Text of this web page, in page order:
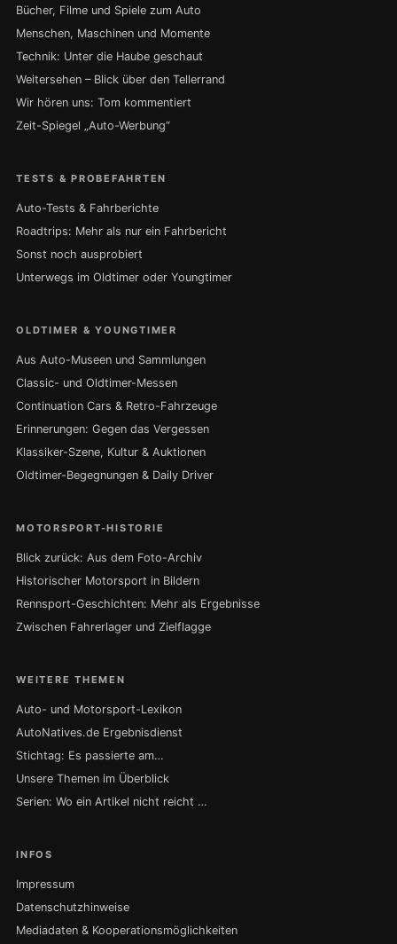
Bücher, Filme und Spiele zum Auto
Menschen, Maschinen und Momente
Technik: Unter die Haube geschaut
Weitersehen – Blick über den Tellerrand
Wir hören uns: Tom kommentiert
Zeit-Spiegel „Auto-Werbung“
TESTS & PROBEFAHRTEN
Auto-Tests & Fahrberichte
Roadtrips: Mehr als nur ein Fahrbericht
Sonst noch ausprobiert
Unterwegs im Oldtimer oder Youngtimer
OLDTIMER & YOUNGTIMER
Aus Auto-Museen und Sammlungen
Classic- und Oldtimer-Messen
Continuation Cars & Retro-Fahrzeuge
Erinnerungen: Gegen das Vergessen
Klassiker-Szene, Kultur & Auktionen
Oldtimer-Begegnungen & Daily Driver
MOTORSPORT-HISTORIE
Blick zurück: Aus dem Foto-Archiv
Historischer Motorsport in Bildern
Rennsport-Geschichten: Mehr als Ergebnisse
Zwischen Fahrerlager und Zielflagge
WEITERE THEMEN
Auto- und Motorsport-Lexikon
AutoNatives.de Ergebnisdienst
Stichtag: Es passierte am…
Unsere Themen im Überblick
Serien: Wo ein Artikel nicht reicht …
INFOS
Impressum
Datenschutzhinweise
Mediadaten & Kooperationsmöglichkeiten